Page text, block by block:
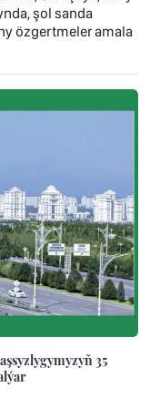
şol sanda
özgertmeler amala
35